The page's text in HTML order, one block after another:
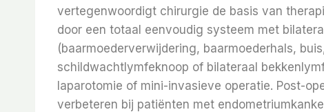
vertegenwoordigt chirurgie de basis van
door een totaal eenvoudig systeem met
(baarmoederverwijdering, baarmoederhals,
schildwachtlymfeknoop of bilateraal
laparotomie of mini-invasieve operatie. Post-
verbeteren bij patiënten met